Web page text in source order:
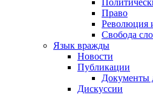
Право
Революция
Свобода
Язык вражды
Новости
Публикации
Документы
Дискуссии